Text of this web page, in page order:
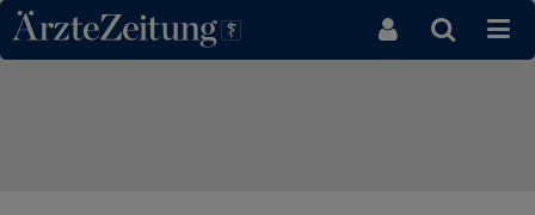
Direkt zum Inhaltsbereich